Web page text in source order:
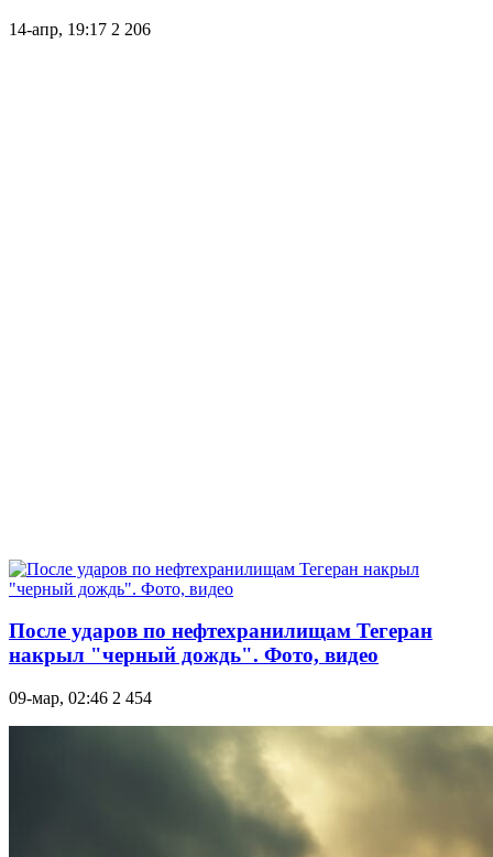
14-апр, 19:17 2 206
После ударов по нефтехранилищам Тегеран
накрыл "черный дождь". Фото, видео
09-мар, 02:46 2 454